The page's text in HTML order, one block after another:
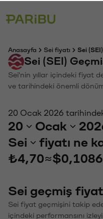
Anasayfa Sei fiyatı Sei
Sei (SEI)
Sei'nin yıllar içindeki fiyat
ve tarihindeki önemli
20 Ocak 2026
20 Ocak
Sei
fiyatı ne
₺4,70≈
Sei geçmiş
Sei fiyat geçmişini takip
içindeki performansını